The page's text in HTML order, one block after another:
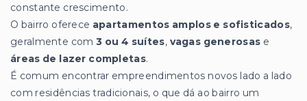
constante crescimento.
O bairro oferece apartamentos amplos e sofisticados,
geralmente com3 ou 4 suítes, vagas generosas e
áreas de lazer completas.
É comum encontrar empreendimentos novos lado a lado
com residências tradicionais, o que dá ao bairro um